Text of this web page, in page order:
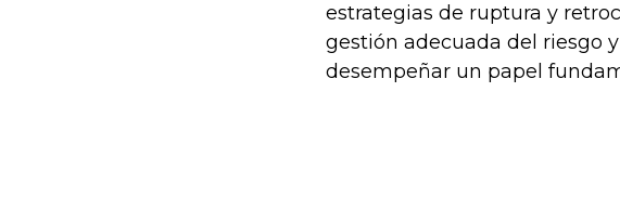
estrategias de ruptura y
gestión adecuada del riesgo
desempeñar un papel